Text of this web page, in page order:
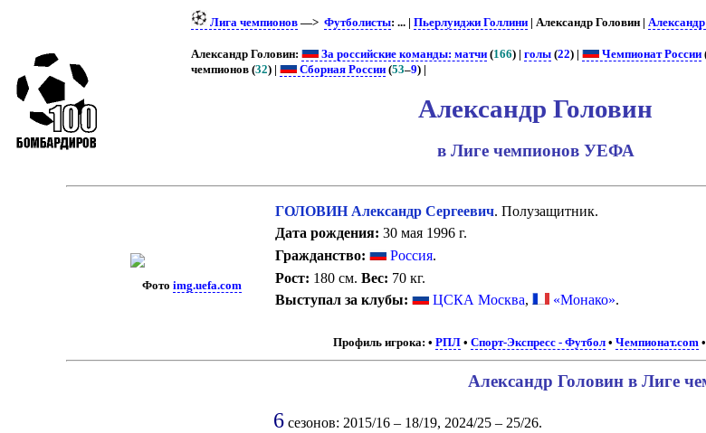
Лига чемпионов —>Футболисты: ... |Пьерлуиджи Голлини | Александр Головин |
Александр Головин: За российские команды: матчи (166) |голы (22) | Чемпионат России
чемпионов (32) | Сборная России (53–9) |
Александр Головин
в Лиге чемпионов УЕФА
Фото img.uefa.com
ГОЛОВИН Александр Сергеевич. Полузащитник.
Дата рождения: 30 мая 1996 г.
Гражданство:
Россия.
Рост: 180 см. Вес: 70 кг.
Выступал за клубы:
ЦСКА Москва, «Монако».
Профиль игрока: •РПЛ •Спорт-Экспресс - Футбол •Чемпионат.com
Александр Головин в Лиге
6сезонов: 2015/16 – 18/19, 2024/25 – 25/26.